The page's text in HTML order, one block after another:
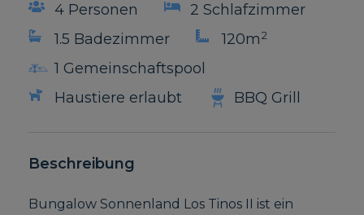
4 Personen
2 Schlafzimmer
1.5 Badezimmer
120m2
1 Gemeinschaftspool
Haustiere erlaubt
BBQ Grill
Beschreibung
Bungalow Sonnenland Los Tinos II ist ein